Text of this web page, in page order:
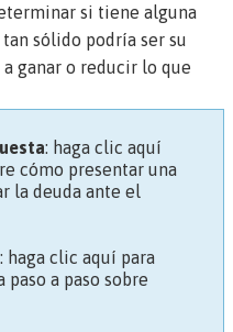
si tiene alguna
sólido podría ser su
ganar o reducir lo que
: haga clic aquí
cómo presentar una
la deuda ante el
: haga clic aquí para
a paso sobre